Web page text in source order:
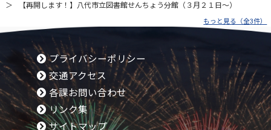
【再開します！】八代市立図書館せんちょう分館（３月２１日～）
もっと見る（全3件）
プライバシーポリシー
交通アクセス
各課お問い合わせ
リンク集
サイトマップ